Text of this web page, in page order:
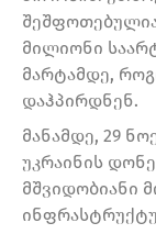
მილიონი
მარტამდე,
დაჰპირდნენ.
მანამდე, 29
უკრაინის
მშვიდობიანი